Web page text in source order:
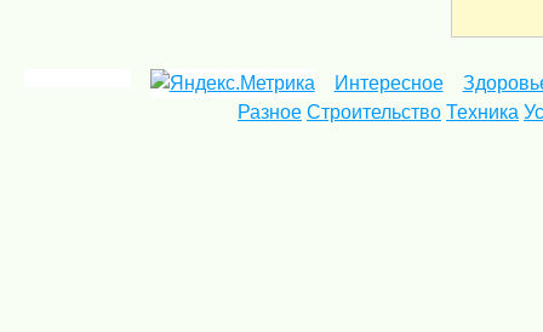
Интересное
Разное Строительство Техника